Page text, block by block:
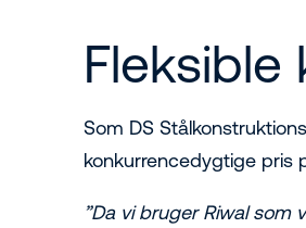
Fleksible
Som DS
konkurrencedygtige pris
”Da vi bruger Riwal